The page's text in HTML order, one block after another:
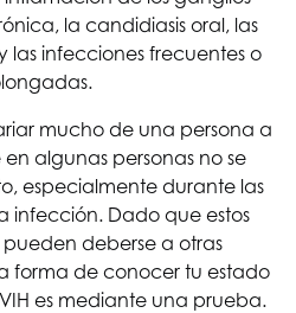
la candidiasis oral, las
las infecciones frecuentes o
mucho de una persona a
algunas personas no se
especialmente durante las
infección. Dado que estos
deberse a otras
forma de conocer tu estado
es mediante una prueba.